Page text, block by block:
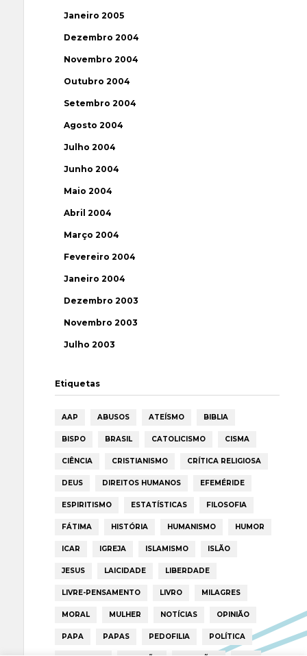
Janeiro 2005
Dezembro 2004
Novembro 2004
Outubro 2004
Setembro 2004
Agosto 2004
Julho 2004
Junho 2004
Maio 2004
Abril 2004
Março 2004
Fevereiro 2004
Janeiro 2004
Dezembro 2003
Novembro 2003
Julho 2003
Etiquetas
AAP ABUSOS ATEÍSMO BIBLIA
BISPO BRASIL CATOLICISMO CISMA
CIÊNCIA CRISTIANISMO CRÍTICA RELIGIOSA
DEUS DIREITOS HUMANOS EFEMÉRIDE
ESPIRITISMO ESTATÍSTICAS FILOSOFIA
FÁTIMA HISTÓRIA HUMANISMO HUMOR
ICAR IGREJA ISLAMISMO ISLÃO
JESUS LAICIDADE LIBERDADE
LIVRE-PENSAMENTO LIVRO MILAGRES
MORAL MULHER NOTÍCIAS OPINIÃO
PAPA PAPAS PEDOFILIA POLÍTICA